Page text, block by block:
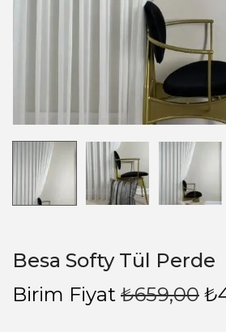
Besa Softy Tül Perde
Birim Fiyat ₺659,00 ₺